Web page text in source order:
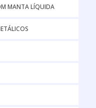
MANTA LÍQUIDA